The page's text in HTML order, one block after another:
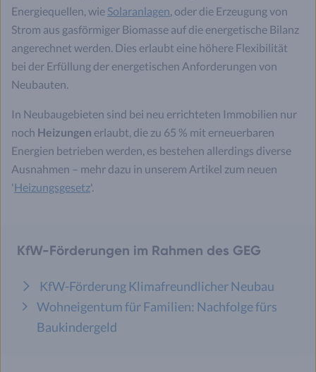
Energiequellen, wie Solaranlagen, oder die Erzeugung von
Strom aus gasförmiger Biomasse auf die energetische Bilanz
angerechnet werden. Dies erlaubt eine höhere Flexibilität
bei der Erfüllung der energetischen Anforderungen von
Neubauten.
In Neubaugebieten sind bei neu errichteten Immobilien nur
noch Heizungen erlaubt, die zu 65 % mit erneuerbaren
Energien betrieben werden, es bestehen allerdings diverse
Ausnahmen – mehr dazu in unserem Artikel zum neuen
'Heizungsgesetz'.
KfW-Förderungen im Rahmen des GEG
KfW-Förderung Klimafreundlicher Neubau
Wohneigentum für Familien: Nachfolge fürs
Baukindergeld